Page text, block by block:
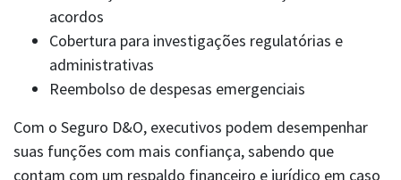
PLANTÃO 24 H | SINISTROS
0800 770 0797
acordos
Cobertura para investigações regulatórias e
administrativas
Reembolso de despesas emergenciais
Com o Seguro D&O, executivos podem desempenhar
suas funções com mais confiança, sabendo que
contam com um respaldo financeiro e jurídico em caso